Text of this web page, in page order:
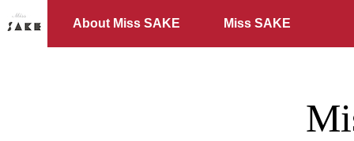
About Miss SAKE Miss SAKE